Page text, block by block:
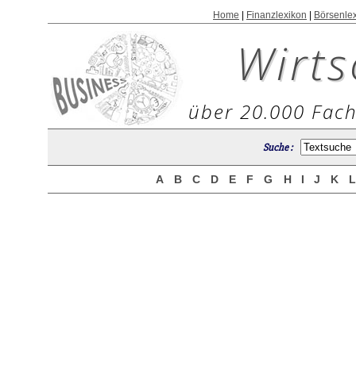
Home Finanzlexikon
über 20.000
Suche :
A B C D E F G H I J K